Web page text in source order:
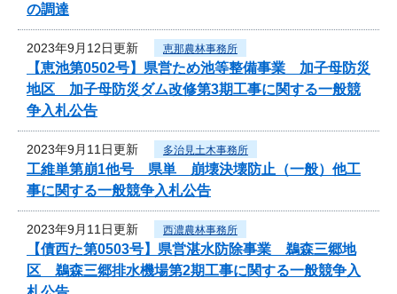
の調達
2023年9月12日更新 恵那農林事務所
【恵池第0502号】県営ため池等整備事業 加子母防災
地区 加子母防災ダム改修第3期工事に関する一般競
争入札公告
2023年9月11日更新 多治見土木事務所
工維単第崩1他号 県単 崩壊決壊防止（一般）他工
事に関する一般競争入札公告
2023年9月11日更新 西濃農林事務所
【債西た第0503号】県営湛水防除事業 鵜森三郷地
区 鵜森三郷排水機場第2期工事に関する一般競争入